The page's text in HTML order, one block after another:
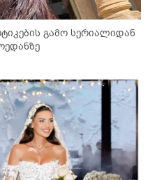
გამო სერიალიდან